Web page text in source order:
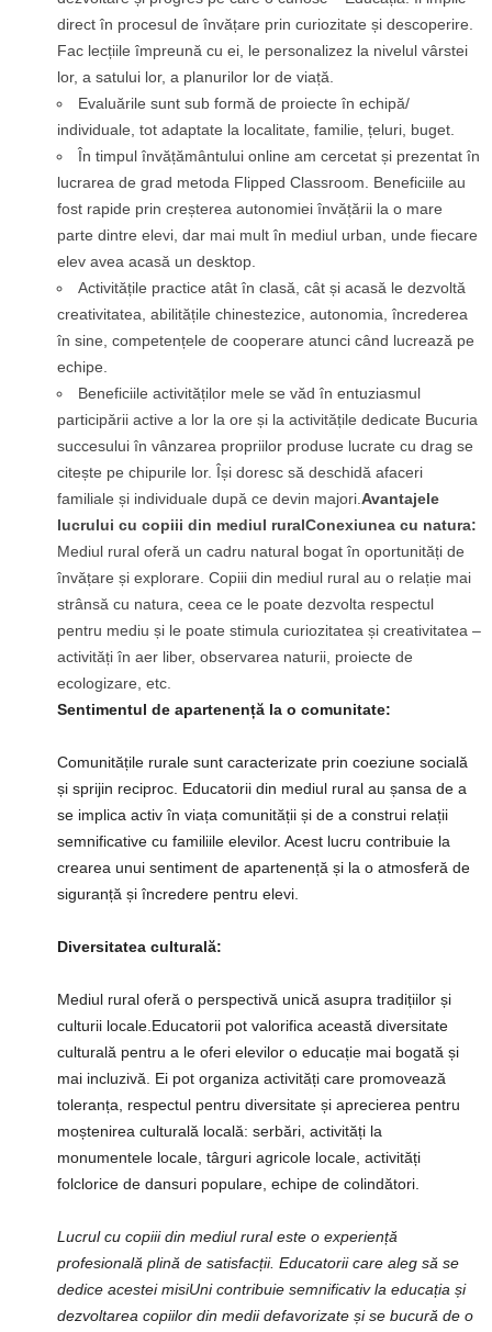
direct în procesul de învățare prin curiozitate și descoperire.
Fac lecțiile împreună cu ei, le personalizez la nivelul vârstei
lor, a satului lor, a planurilor lor de viață.
Evaluările sunt sub formă de proiecte în echipă/
individuale, tot adaptate la localitate, familie, țeluri, buget.
În timpul învățământului online am cercetat și prezentat în
lucrarea de grad metoda Flipped Classroom. Beneficiile au
fost rapide prin creșterea autonomiei învățării la o mare
parte dintre elevi, dar mai mult în mediul urban, unde fiecare
elev avea acasă un desktop.
Activitățile practice atât în clasă, cât și acasă le dezvoltă
creativitatea, abilitățile chinestezice, autonomia, încrederea
în sine, competențele de cooperare atunci când lucrează pe
echipe.
Beneficiile activităților mele se văd în entuziasmul
participării active a lor la ore și la activitățile dedicate Bucuria
succesului în vânzarea propriilor produse lucrate cu drag se
citește pe chipurile lor. Își doresc să deschidă afaceri
familiale și individuale după ce devin majori.Avantajele
lucrului cu copiii din mediul ruralConexiunea cu natura:
Mediul rural oferă un cadru natural bogat în oportunități de
învățare și explorare. Copiii din mediul rural au o relație mai
strânsă cu natura, ceea ce le poate dezvolta respectul
pentru mediu și le poate stimula curiozitatea și creativitatea –
activități în aer liber, observarea naturii, proiecte de
ecologizare, etc.
Sentimentul de apartenență la o comunitate:
Comunitățile rurale sunt caracterizate prin coeziune socială
și sprijin reciproc. Educatorii din mediul rural au șansa de a
se implica activ în viața comunității și de a construi relații
semnificative cu familiile elevilor. Acest lucru contribuie la
crearea unui sentiment de apartenență și la o atmosferă de
siguranță și încredere pentru elevi.
Diversitatea culturală:
Mediul rural oferă o perspectivă unică asupra tradițiilor și
culturii locale.Educatorii pot valorifica această diversitate
culturală pentru a le oferi elevilor o educație mai bogată și
mai incluzivă. Ei pot organiza activități care promovează
toleranța, respectul pentru diversitate și aprecierea pentru
moștenirea culturală locală: serbări, activități la
monumentele locale, târguri agricole locale, activități
folclorice de dansuri populare, echipe de colindători.
Lucrul cu copiii din mediul rural este o experiență
profesională plină de satisfacții. Educatorii care aleg să se
dedice acestei misiUni contribuie semnificativ la educația și
dezvoltarea copiilor din medii defavorizate și se bucură de o